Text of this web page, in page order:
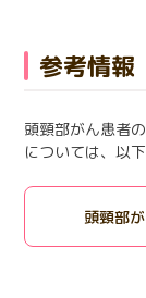
参考情報
頭頸部がん患者
については、以
頭頸部